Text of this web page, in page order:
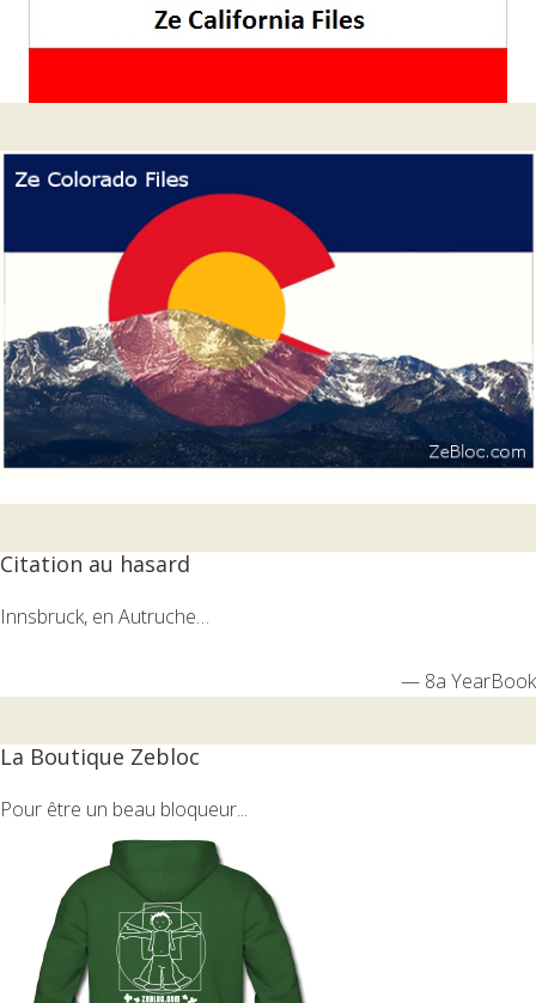
Citation au hasard
Innsbruck, en Autruche…
— 8a YearBook
La Boutique Zebloc
Pour être un beau bloqueur...